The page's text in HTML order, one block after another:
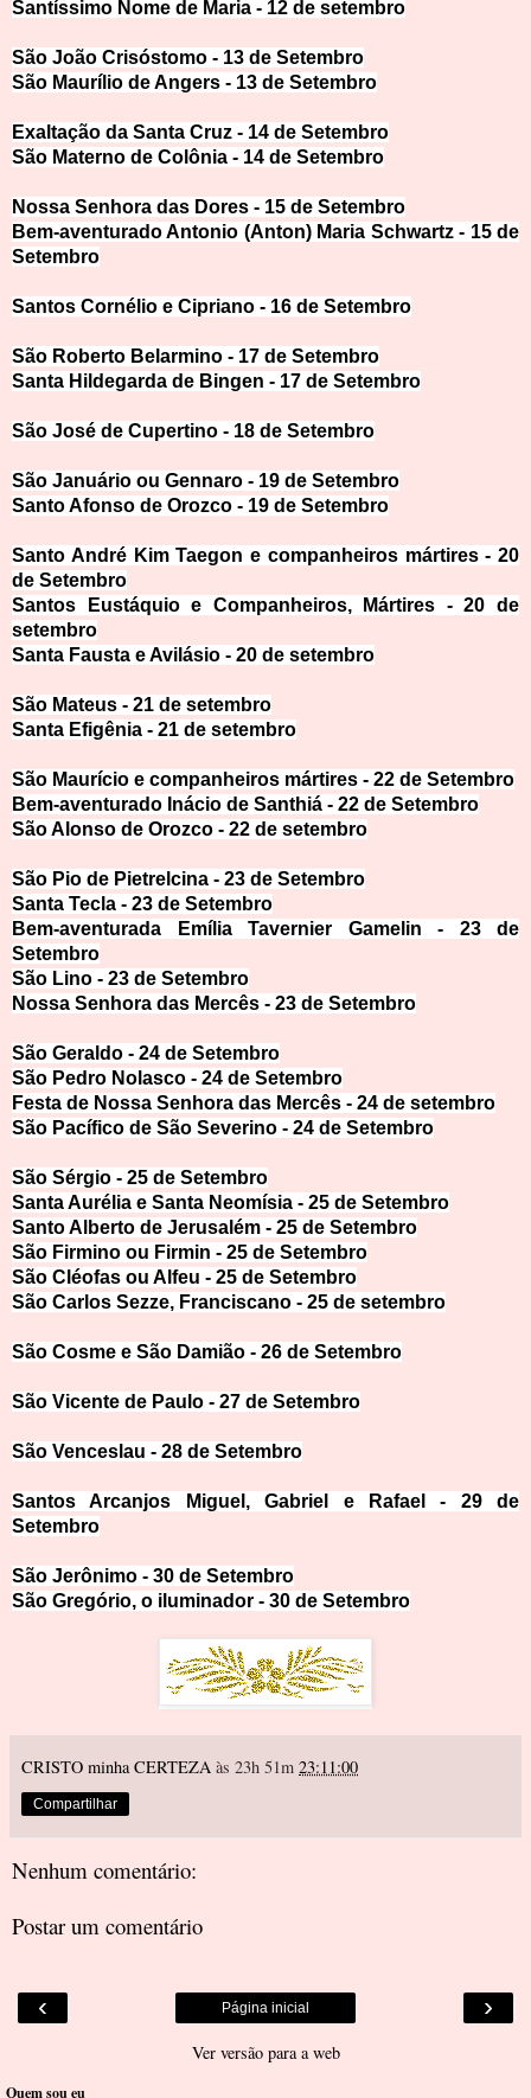
Santíssimo Nome de Maria - 12 de setembro
São João Crisóstomo - 13 de Setembro
São Maurílio de Angers - 13 de Setembro
Exaltação da Santa Cruz - 14 de Setembro
São Materno de Colônia - 14 de Setembro
Nossa Senhora das Dores - 15 de Setembro
Bem-aventurado Antonio (Anton) Maria Schwartz - 15 de
Setembro
Santos Cornélio e Cipriano - 16 de Setembro
São Roberto Belarmino - 17 de Setembro
Santa Hildegarda de Bingen - 17 de Setembro
São José de Cupertino - 18 de Setembro
São Januário ou Gennaro - 19 de Setembro
Santo Afonso de Orozco - 19 de Setembro
Santo André Kim Taegon e companheiros mártires - 20
de Setembro
Santos Eustáquio e Companheiros,
Mártires - 20 de
setembro
Santa Fausta e Avilásio - 20 de setembro
São Mateus - 21 de setembro
Santa Efigênia - 21 de setembro
São Maurício e companheiros mártires - 22 de Setembro
Bem-aventurado Inácio de Santhiá - 22 de Setembro
São Alonso de Orozco - 22 de setembro
São Pio de Pietrelcina - 23 de Setembro
Santa Tecla - 23 de Setembro
Bem-aventurada Emília Tavernier Gamelin - 23 de
Setembro
São Lino - 23 de Setembro
Nossa Senhora das Mercês - 23 de Setembro
São Geraldo - 24 de Setembro
São Pedro Nolasco - 24 de Setembro
Festa de Nossa Senhora das Mercês - 24 de setembro
São Pacífico de São Severino - 24 de Setembro
São Sérgio - 25 de Setembro
Santa Aurélia e Santa Neomísia - 25 de Setembro
Santo Alberto de Jerusalém - 25 de Setembro
São Firmino ou Firmin - 25 de Setembro
São Cléofas ou Alfeu - 25 de Setembro
São Carlos Sezze, Franciscano - 25 de setembro
São Cosme e São Damião - 26 de Setembro
São Vicente de Paulo - 27 de Setembro
São Venceslau - 28 de Setembro
Santos Arcanjos Miguel, Gabriel e Rafael - 29 de
Setembro
São Jerônimo - 30 de Setembro
São Gregório, o iluminador - 30 de Setembro
CRISTO minha CERTEZA às 23h 51m 23:11:00
Compartilhar
Nenhum comentário:
Postar um comentário
‹ ›
Página inicial
Ver versão para a web
Quem sou eu